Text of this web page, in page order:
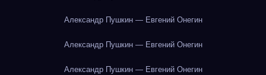
Александр Пушкин — Евгений Онегин
Александр Пушкин — Евгений Онегин
Александр Пушкин — Евгений Онегин